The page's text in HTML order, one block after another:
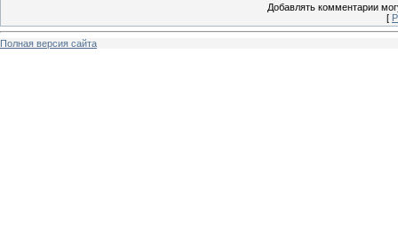
Добавлять комментарии
[
Полная версия сайта